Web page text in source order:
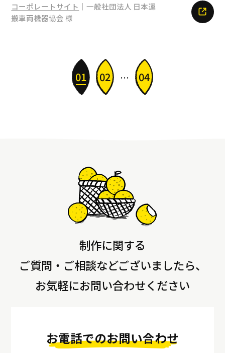
コーポレートサイト ｜一般社団法人 日本運
搬車両機器協会 様
01 02 … 04
制作に関する
ご質問・ご相談などございましたら、
お気軽にお問い合わせください
お電話でのお問い合わせ